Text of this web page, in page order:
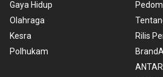
Gaya Hidup
Olahraga
Kesra
Polhukam
Rilis
BrandA